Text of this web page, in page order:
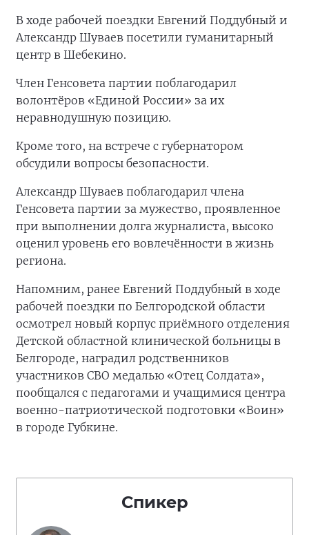
В ходе рабочей поездки Евгений Поддубный и
Александр Шуваев посетили гуманитарный
центр в Шебекино.
Член Генсовета партии поблагодарил
волонтёров «Единой России» за их
неравнодушную позицию.
Кроме того, на встрече с губернатором
обсудили вопросы безопасности.
Александр Шуваев поблагодарил члена
Генсовета партии за мужество, проявленное
при выполнении долга журналиста, высоко
оценил уровень его вовлечённости в жизнь
региона.
Напомним, ранее Евгений Поддубный в ходе
рабочей поездки по Белгородской области
осмотрел новый корпус приёмного отделения
Детской областной клинической больницы в
Белгороде, наградил родственников
участников СВО медалью «Отец Солдата»,
пообщался с педагогами и учащимися центра
военно-патриотической подготовки «Воин»
в городе Губкине.
Спикер